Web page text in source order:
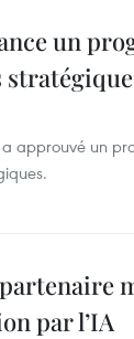
un
a approuvé un
par l’IA